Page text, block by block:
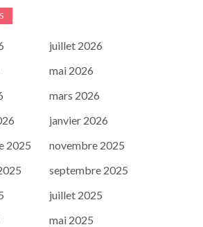
juillet 2026
mai 2026
mars 2026
janvier 2026
2025
novembre 2025
septembre 2025
juillet 2025
mai 2025